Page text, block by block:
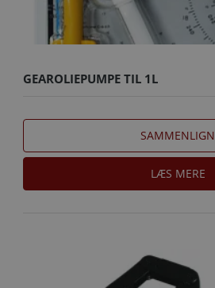
GEAROLIEPUMPE TIL 1L
SAMMENLIGN
LÆS MERE